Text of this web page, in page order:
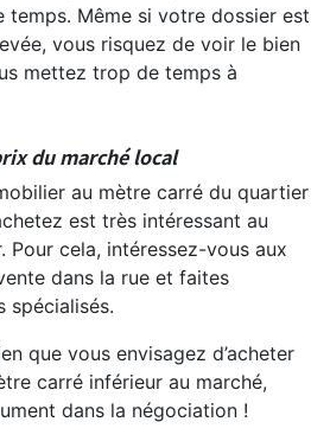
temps. Même si votre dossier est
vous risquez de voir le bien
mettez trop de temps à
du marché local
au mètre carré du quartier
est très intéressant au
Pour cela, intéressez-vous aux
dans la rue et faites
spécialisés.
que vous envisagez d’acheter
carré inférieur au marché,
dans la négociation !